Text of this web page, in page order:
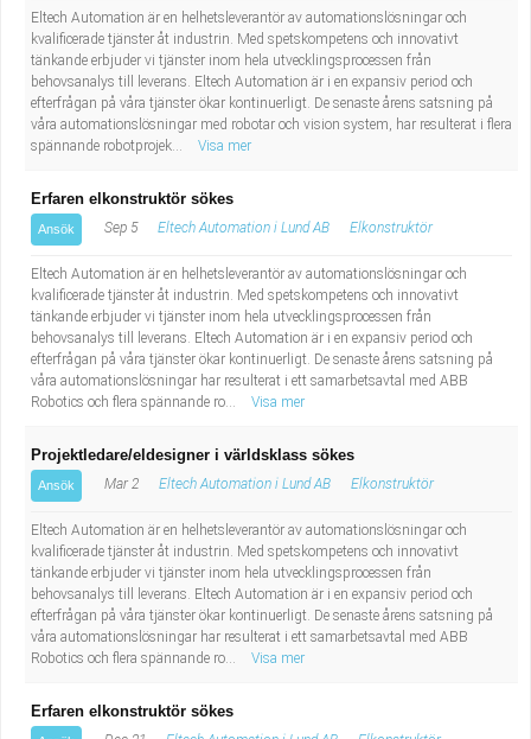
Lärare i gymnasiet
Eltech Automation är en helhetsleverantör av automationslösningar och
kvalificerade tjänster åt industrin. Med spetskompetens och innovativt
tänkande erbjuder vi tjänster inom hela utvecklingsprocessen från
behovsanalys till leverans. Eltech Automation är i en expansiv period och
efterfrågan på våra tjänster ökar kontinuerligt. De senaste årens satsning på
våra automationslösningar med robotar och vision system, har resulterat i flera
spännande robotprojek...
Visa mer
Erfaren elkonstruktör sökes
Ansök Sep 5 Eltech Automation i Lund AB Elkonstruktör
Eltech Automation är en helhetsleverantör av automationslösningar och
kvalificerade tjänster åt industrin. Med spetskompetens och innovativt
tänkande erbjuder vi tjänster inom hela utvecklingsprocessen från
behovsanalys till leverans. Eltech Automation är i en expansiv period och
efterfrågan på våra tjänster ökar kontinuerligt. De senaste årens satsning på
våra automationslösningar har resulterat i ett samarbetsavtal med ABB
Robotics och flera spännande ro...
Visa mer
Projektledare/eldesigner i världsklass sökes
Ansök Mar 2 Eltech Automation i Lund AB Elkonstruktör
Eltech Automation är en helhetsleverantör av automationslösningar och
kvalificerade tjänster åt industrin. Med spetskompetens och innovativt
tänkande erbjuder vi tjänster inom hela utvecklingsprocessen från
behovsanalys till leverans. Eltech Automation är i en expansiv period och
efterfrågan på våra tjänster ökar kontinuerligt. De senaste årens satsning på
våra automationslösningar har resulterat i ett samarbetsavtal med ABB
Robotics och flera spännande ro...
Visa mer
Erfaren elkonstruktör sökes